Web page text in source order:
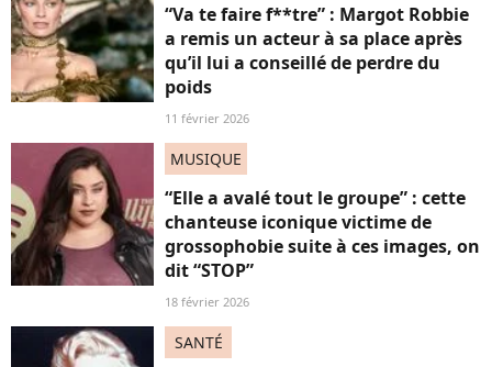
“Va te faire f**tre” : Margot Robbie
a remis un acteur à sa place après
qu’il lui a conseillé de perdre du
poids
11 février 2026
MUSIQUE
“Elle a avalé tout le groupe” : cette
chanteuse iconique victime de
grossophobie suite à ces images, on
dit “STOP”
18 février 2026
SANTÉ